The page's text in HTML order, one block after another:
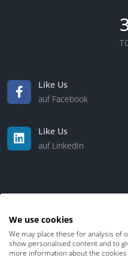
Like Us
auf Facebook
Like Us
auf LinkedIn
We use cookies
We may place these for analysis of
show personalised content and to
more information about the